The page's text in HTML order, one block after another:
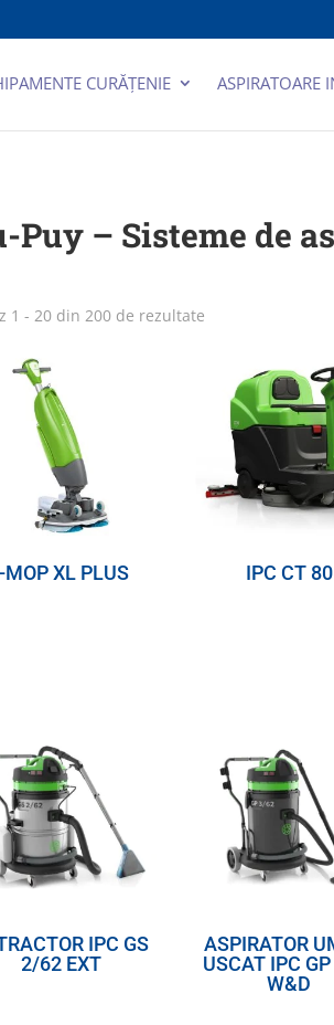
CURĂȚENIE ASPIRATOARE
Puy – Sisteme de
1 - 20 din 200 de rezultateSortat
recente
MOP XL PLUS IPC CT 80
IPC GS
2/62 EXT
ASPIRATOR
USCAT IPC
W&D